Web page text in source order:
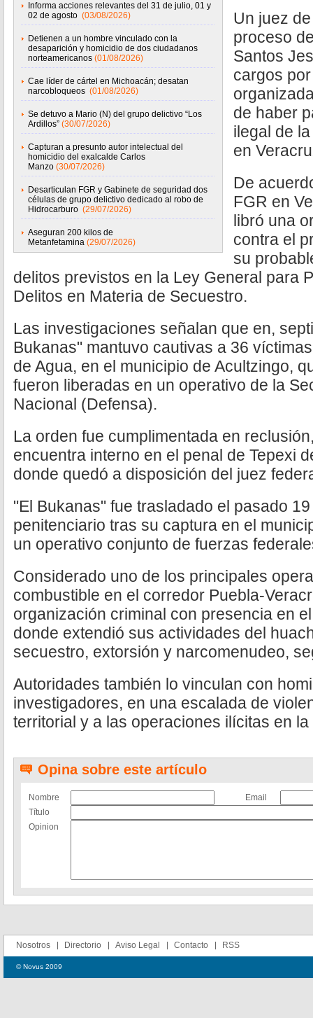
Informa acciones relevantes del 31 de julio, 01 y
02 de agosto (03/08/2026)
Detienen a un hombre vinculado con la
desaparición y homicidio de dos ciudadanos
norteamericanos (01/08/2026)
Cae líder de cártel en Michoacán; desatan
narcobloqueos (01/08/2026)
Se detuvo a Mario (N) del grupo delictivo “Los
Ardillos” (30/07/2026)
Capturan a presunto autor intelectual del
homicidio del exalcalde Carlos
Manzo (30/07/2026)
Desarticulan FGR y Gabinete de seguridad dos
células de grupo delictivo dedicado al robo de
Hidrocarburo (29/07/2026)
Aseguran 200 kilos de
Metanfetamina (29/07/2026)
Un juez
proceso
Santos
cargos
de haber
ilegal de
en
De
FGR en
libró una
contra el
su
delitos previstos en la Ley General para
Delitos en Materia de Secuestro.
Las investigaciones señalan que en,
Bukanas" mantuvo cautivas a 36
de Agua, en el municipio de Acultzingo,
fueron liberadas en un operativo de la
Nacional (Defensa).
La orden fue cumplimentada en
encuentra interno en el penal de Tepexi
donde quedó a disposición del juez
"El Bukanas" fue trasladado el pasado
penitenciario tras su captura en el
un operativo conjunto de fuerzas
Considerado uno de los principales
combustible en el corredor Puebla-
organización criminal con presencia en
donde extendió sus actividades del
secuestro, extorsión y narcomenudeo,
Autoridades también lo vinculan con
investigadores, en una escalada de
territorial y a las operaciones ilícitas en la
Opina sobre este artículo
Nombre
Email
Título
Opinion
Nosotros Directorio Aviso Legal Contacto RSS
© Novus 2009